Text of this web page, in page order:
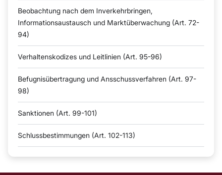
Beobachtung nach dem Inverkehrbringen,
Informationsaustausch und Marktüberwachung (Art. 72-
94)
Verhaltenskodizes und Leitlinien (Art. 95-96)
Befugnisübertragung und Ansschussverfahren (Art. 97-
98)
Sanktionen (Art. 99-101)
Schlussbestimmungen (Art. 102-113)